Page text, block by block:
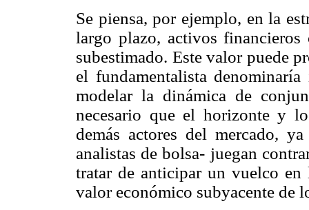
Se piensa, por ejemplo, en la
largo plazo, activos financieros
subestimado. Este valor puede
el fundamentalista
modelar la dinámica de
necesario que el horizonte y
demás actores del mercado,
analistas de bolsa- juegan
tratar de anticipar un vuelco en
valor económico subyacente de